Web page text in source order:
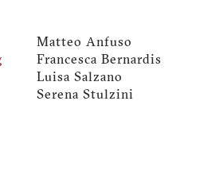
Matteo Anfuso
Francesca Bernardis
Luisa Salzano
Serena Stulzini